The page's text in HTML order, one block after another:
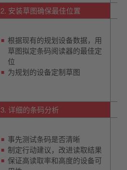
2. 安装草图确保最佳位置
根据现有的规划设备数据，用
草图拟定条码阅读器的最佳定
位
为规划的设备定制草图
3. 详细的条码分析
事先测试条码是否清晰
制定行动建议，改进读取结果
保证高读取率和高度的设备可